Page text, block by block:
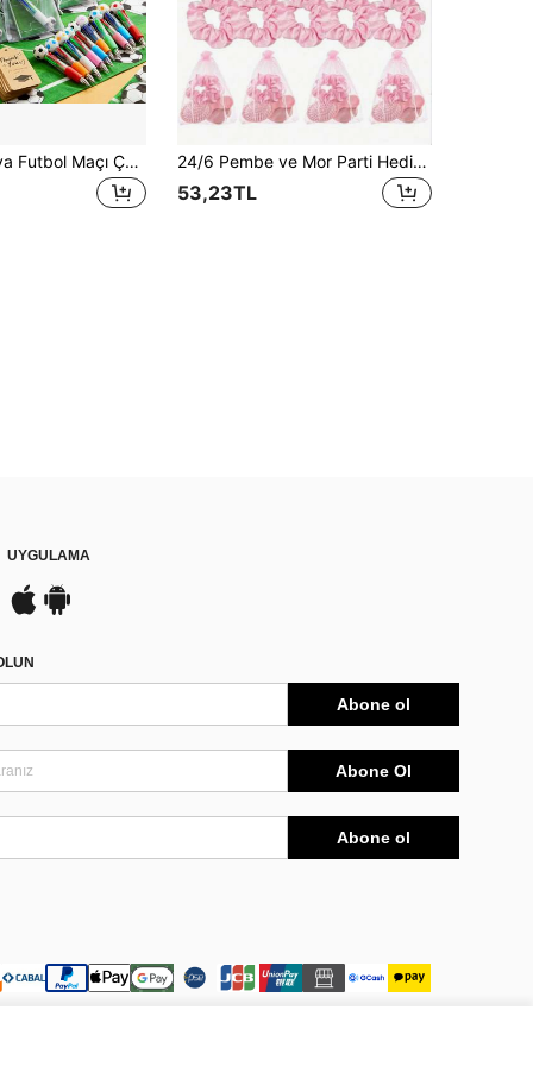
10 Setlik Dünya Futbol Maçı Çoklu Ürün Parti Hediyesi Paketi, Parti Çantası Dolgusu, Yaz Hediyesi Kadın/Erkek İçin, Okula Dönüş Dekoru, Sınıf Süslemeleri, Temalı Etkinlikler, Okul Hediyeleri, 10 Kitap, 10 Kalem, 10 Hediye Çantası ve 10 Kart İçerir 24/6 Pembe ve Mor Parti Hediyesi Seti, Ayna, Saç Tarağı, Tül Hediye Çantası ve Nedimeler İçin Düğün Saç Aksesuarları Dahil, Düğün Hediyelikleri, Düğün Malzemeleri, Okula Dönüş Hediyeleri, Cadılar Bayramı ve Noel İçin
53,23TL
UYGULAMA
Abone ol
Abone Ol
Abone ol